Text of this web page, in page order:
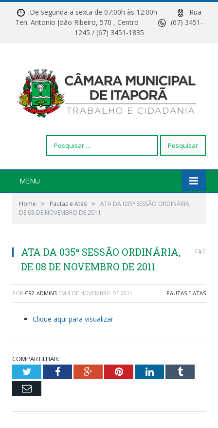
De segunda a sexta de 07:00h às 12:00h
Rua
Ten. Antonio João Ribeiro, 570 , Centro
(67) 3451-
1245 / (67) 3451-1835
por:
MENU
Home » Pautas e Atas »
ATA DA 035ª SESSÃO ORDINÁRIA,
DE 08 DE NOVEMBRO DE 2011
ATA DA 035ª SESSÃO ORDINÁRIA,
DE 08 DE NOVEMBRO DE 2011
0
POR CR2-ADMIN3 EM 8 DE NOVEMBRO DE 2011 PAUTAS E ATAS
Clique aqui para visualizar
COMPARTILHAR:
TwitterFacebookGoogle+PinterestLinkedInTumblr
Email